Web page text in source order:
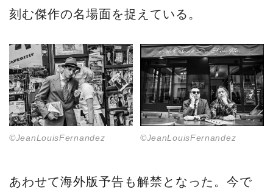
刻む傑作の名場面を捉えている。
©JeanLouisFernandez ©JeanLouisFernandez
あわせて海外版予告も解禁となった。今で